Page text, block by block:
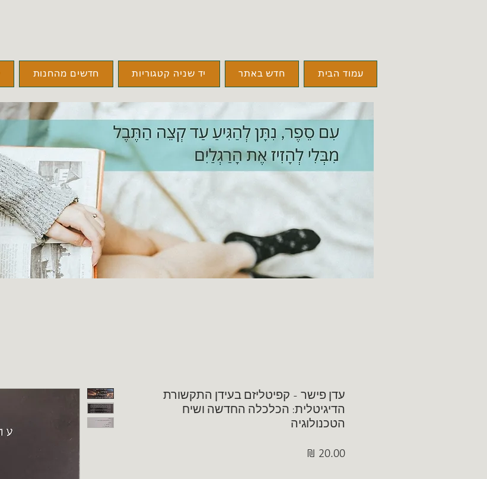
עמוד הבית חדש באתר יד שניה קטגוריות חדשים מהחנות
עדן פישר - קפיטליזם בעידן התקשורת
הדיגיטלית: הכלכלה החדשה ושיח
הטכנולוגיה